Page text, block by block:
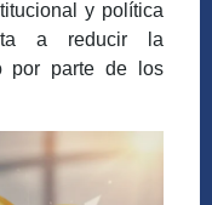
y política
a reducir la
por parte de los